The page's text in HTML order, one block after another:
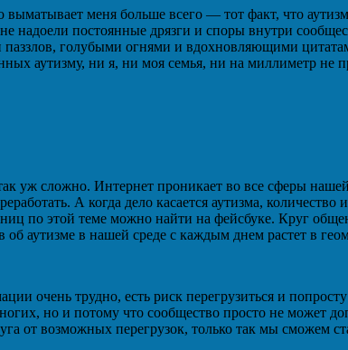
выматывает меня больше всего — тот факт, что
надоели постоянные дрязги и споры внутри
голубыми огнями и вдохновляющими
аутизму, ни я, ни моя семья, ни на миллиметр не
уж сложно. Интернет проникает во все сферы
А когда дело касается аутизма,
по этой теме можно найти на фейсбуке. Круг
об аутизме в нашей среде с каждым днем растет в
очень трудно, есть риск перегрузиться и
но и потому что сообщество просто не может
от возможных перегрузок, только так мы сможем